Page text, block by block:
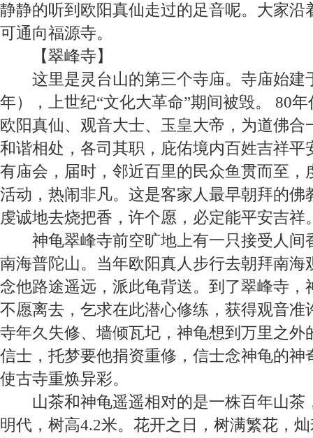
静静的听到欧阳真仙走过的足音呢。大家沿
可通向福源寺。
【翠峰寺】
这里是灵台山的第三个寺庙。寺庙始建
年），上世纪“文化大革命”期间被毁。
80年
欧阳真仙、观音大士、玉皇大帝，为道佛合
和谐相处，各司其职，庇佑境内百姓吉祥平
有庙会，届时，邻近百里的民众鱼贯而至，
活动，热闹非凡。这是客家人最早朝拜的佛
虔诚地去烧把香，许个愿，必定能平安吉祥
神龟翠峰寺前空旷地上有一只接受人间
南海普陀山。当年欧阳真人步行去朝拜南海
念他路途遥远，派此龟背送。到了翠峰寺，
不愿离去，乞求在此潜心修练，获得观音准
寺年久失修、墙倾瓦圮，神龟想到万里之外
信士，托梦要他捐资重修，信士念神龟的神
使古寺重焕异彩。
山茶和神龟遥遥相对的是一株百年山茶
明代，树高4.2米。花开之日，树满繁花，